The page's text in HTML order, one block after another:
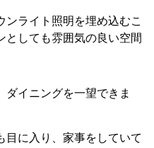
ンライト照明を埋め込むこ
としても雰囲気の良い空間
ダイニングを一望できま
目に入り、家事をしていて